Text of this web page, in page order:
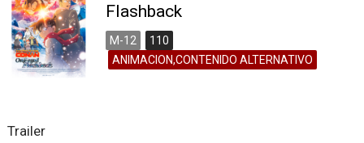
Flashback
M-12
110
ANIMACION,CONTENIDO ALTERNATIVO
Trailer